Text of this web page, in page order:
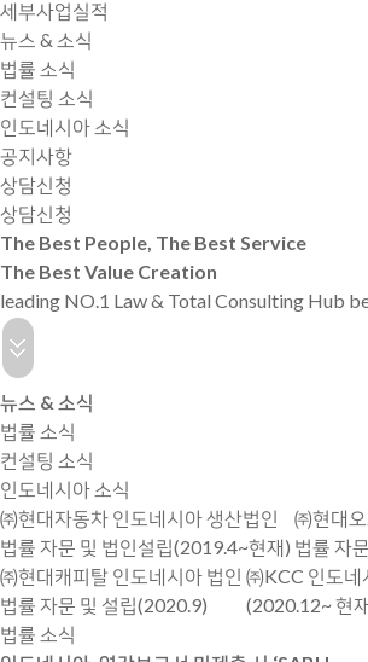
세부사업실적
뉴스 & 소식
법률 소식
컨설팅 소식
인도네시아 소식
공지사항
상담신청
상담신청
The Best People, The Best Service
The Best Value Creation
leading NO.1 Law & Total Consulting Hub
뉴스 & 소식
법률 소식
컨설팅 소식
인도네시아 소식
㈜현대자동차 인도네시아 생산법인
법률 자문 및 법인설립(2019.4~현재)
㈜현대
법률 자
㈜현대캐피탈 인도네시아 법인
법률 자문 및 설립(2020.9)
㈜KCC 인도네
(2020.12~ 현
법률 소식